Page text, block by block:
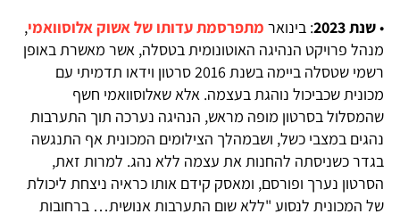
•שנת 2023 : בינואר מתפרסמת עדותו של אשוק אלוסוואמי,
מנהל פרויקט הנהיגה האוטונומית בטסלה, אשר מאשרת באופן
רשמי שטסלה ביימה בשנת 2016 סרטון וידאו תדמיתי עם
מכונית שכביכול נוהגת בעצמה. אלא שאלוסוואמי חשף
שהמסלול בסרטון מופה מראש, הנהיגה נערכה תוך התערבות
נהגים במצבי כשל, ושבמהלך הצילומים המכונית אף התנגשה
בגדר כשניסתה להחנות את עצמה ללא נהג. למרות זאת,
הסרטון נערך ופורסם, ומאסק קידם אותו כראיה ניצחת ליכולת
של המכונית לנסוע "ללא שום התערבות אנושית… ברחובות